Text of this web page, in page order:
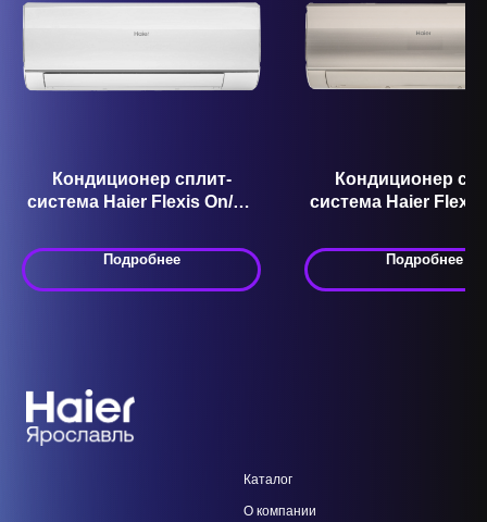
Кондиционер сплит-
система Haier Flexis On/Off
Подробнее
Кондиционер
система Haier Flexis
Подробнее
Каталог
О компании